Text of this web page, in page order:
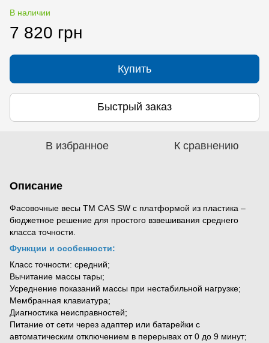
В наличии
7 820 грн
Купить
Быстрый заказ
В избранное К сравнению
Описание
Фасовочные весы ТМ CAS SW с платформой из пластика –
бюджетное решение для простого взвешивания среднего
класса точности.
Функции и особенности:
Класс точности: средний;
Вычитание массы тары;
Усреднение показаний массы при нестабильной нагрузке;
Мембранная клавиатура;
Диагностика неисправностей;
Питание от сети через адаптер или батарейки с
автоматическим отключением в перерывах от 0 до 9 минут;